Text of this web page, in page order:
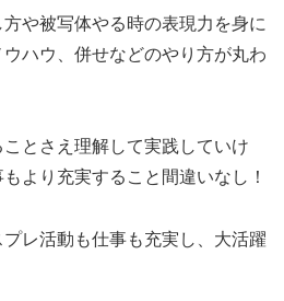
や被写体やる時の表現力を身に
ハウ、併せなどのやり方が丸わ
とさえ理解して実践していけ
より充実すること間違いなし！
レ活動も仕事も充実し、 大活躍